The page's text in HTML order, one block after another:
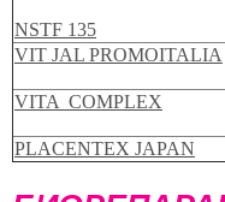
NSTF 135
VIT JAL PROMOITALIA
VITA COMPLEX
PLACENTEX JAPAN